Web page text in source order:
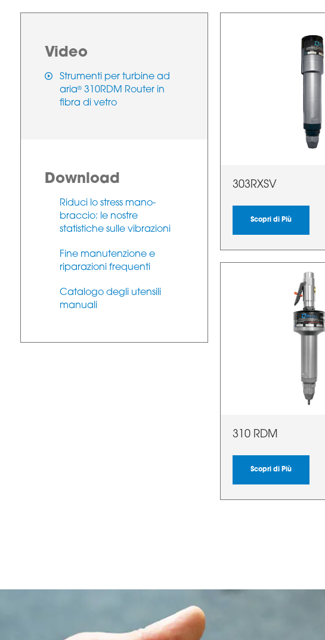
303RXSV
Scopri di Più
310 RDM
Scopri di Più
Video
Strumenti per turbine ad
aria®310RDM Router in
fibra di vetro
Download
Riduci lo stress mano-
braccio: le nostre
statistiche sulle vibrazioni
Fine manutenzione e
riparazioni frequenti
Catalogo degli utensili
manuali